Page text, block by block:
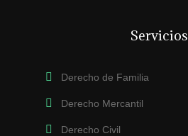
Servicios
Derecho de Familia
Derecho Mercantil
Derecho Civil